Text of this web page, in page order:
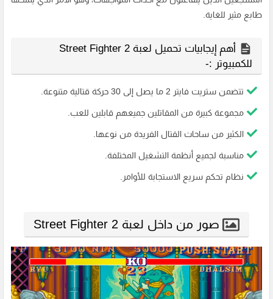
طابع مثير للغاية.
أهم إيجابيات تحميل لعبة Street Fighter 2
للكمبيوتر :-
تتضمن ستريت فايتر 2 ما يصل إلى 30 حركة قتالية متنوعة.
مجموعة كبيرة من المقاتلين جميعهم قابلين للعب.
الكثير من ساحات القتال الفريدة من نوعها.
مناسبة لجميع أنظمة التشغيل المختلفة.
نظام تحكم سريع الاستجابة للأوامر.
صور من داخل لعبة Street Fighter 2